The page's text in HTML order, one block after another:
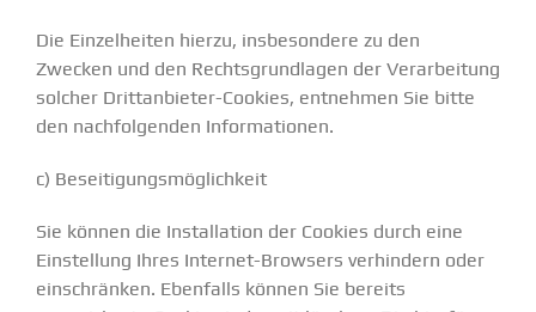
Die Einzelheiten hierzu, insbesondere zu den
Zwecken und den Rechtsgrundlagen der Verarbeitung
solcher Drittanbieter-Cookies, entnehmen Sie bitte
den nachfolgenden Informationen.
c) Beseitigungsmöglichkeit
Sie können die Installation der Cookies durch eine
Einstellung Ihres Internet-Browsers verhindern oder
einschränken. Ebenfalls können Sie bereits